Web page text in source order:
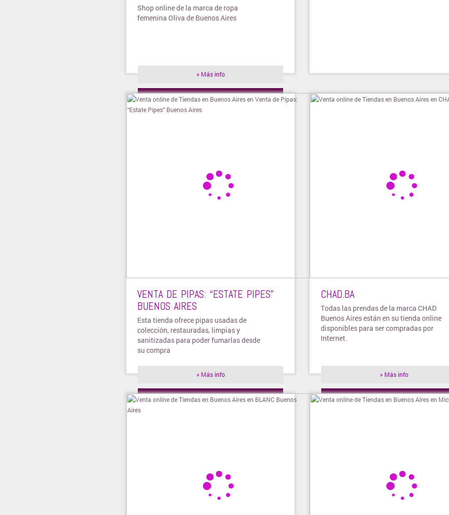
Shop online de la marca de ropa
femenina Oliva de Buenos Aires
» Más info
» Visitar tienda
VENTA DE PIPAS: “ESTATE PIPES”
BUENOS AIRES
Esta tienda ofrece pipas usadas de
colección, restauradas, limpias y
sanitizadas para poder fumarlas desde
su compra
» Más info
» Visitar tienda
CHAD.BA
Todas las prendas de la marca CHAD
Buenos Aires están en su tienda online
disponibles para ser compradas por
Internet.
» Más info
» Visitar tienda